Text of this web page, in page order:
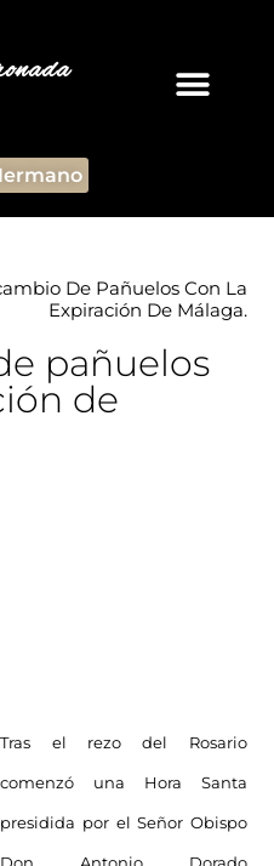
De Pañuelos Con La
Expiración De Málaga.
pañuelos
de
Tras el rezo del Rosario
comenzó una Hora Santa
presidida por el Señor Obispo